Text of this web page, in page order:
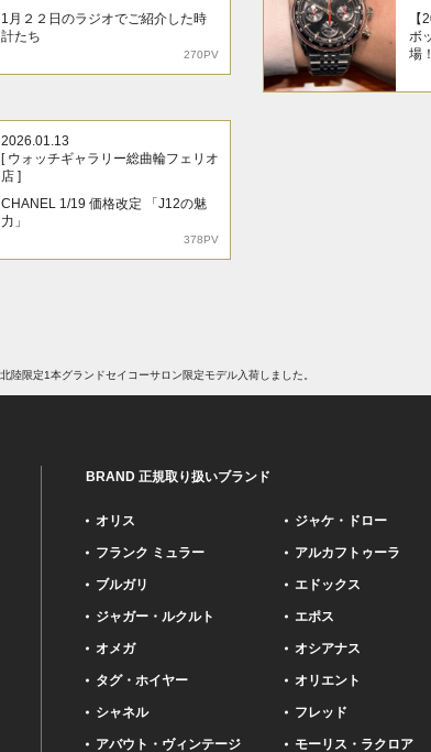
1月２２日のラジオでご紹介した時
計たち
270PV
ボ
場
2026.01.13
[ ウォッチギャラリー総曲輪フェリオ
店 ]
CHANEL 1/19 価格改定 「J12の魅
力」
378PV
北陸限定1本グランドセイコーサロン限定モデル入荷しました。
BRAND 正規取り扱いブランド
オリス
フランク ミュラー
ブルガリ
ジャガー・ルクルト
オメガ
タグ・ホイヤー
シャネル
アバウト・ヴィンテージ
ジャケ・ドロー
アルカフトゥーラ
エドックス
エポス
オシアナス
オリエント
フレッド
モーリス・ラクロア